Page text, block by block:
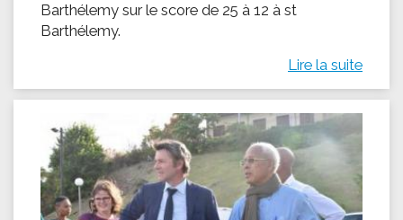
Barthélemy sur le score de 25 à 12 à st
Barthélemy.
Lire la suite